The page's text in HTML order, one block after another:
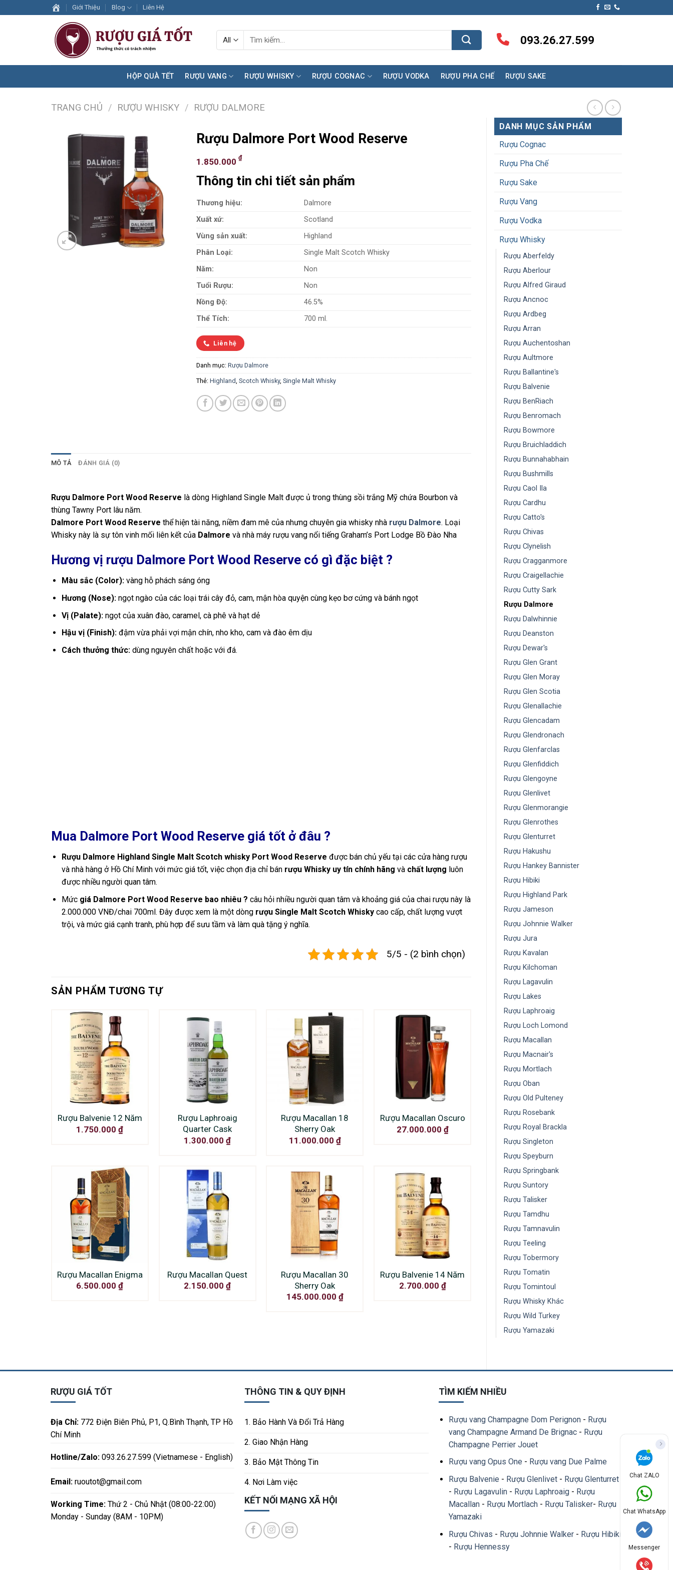
to
Giới Thiệu Blog Liên Hệ
Tìm
093.26.27.599
HỘP QUÀ TẾT RƯỢU VANG RƯỢU WHISKY RƯỢU COGNAC RƯỢU VODKA RƯỢU PHA CHẾ RƯỢU SAKE
TRANG CHỦ / RƯỢU WHISKY / RƯỢU DALMORE
DANH MỤC SẢN PHẨM
Rượu Cognac
Rượu Pha Chế
Rượu Sake
Rượu Vang
Rượu Vodka
Rượu Whisky
Rượu Aberfeldy
Rượu Aberlour
Rượu Alfred Giraud
Rượu Ancnoc
Rượu Ardbeg
Rượu Arran
Rượu Auchentoshan
Rượu Aultmore
Rượu Ballantine's
Rượu Balvenie
Rượu BenRiach
Rượu Benromach
Rượu Bowmore
Rượu Bruichladdich
Rượu Bunnahabhain
Rượu Bushmills
Rượu Caol Ila
Rượu Cardhu
Rượu Catto's
Rượu Chivas
Rượu Clynelish
Rượu Cragganmore
Rượu Craigellachie
Rượu Cutty Sark
Rượu Dalmore
Rượu Dalwhinnie
Rượu Deanston
Rượu Dewar's
Rượu Glen Grant
Rượu Glen Moray
Rượu Glen Scotia
Rượu Glenallachie
Rượu Glencadam
Rượu Glendronach
Rượu Glenfarclas
Rượu Glenfiddich
Rượu Glengoyne
Rượu Glenlivet
Rượu Glenmorangie
Rượu Glenrothes
Rượu Glenturret
Rượu Hakushu
Rượu Hankey Bannister
Rượu Hibiki
Rượu Highland Park
Rượu Jameson
Rượu Johnnie Walker
Rượu Jura
Rượu Kavalan
Rượu Kilchoman
Rượu Lagavulin
Rượu Lakes
Rượu Laphroaig
Rượu Loch Lomond
Rượu Macallan
Rượu Macnair's
Rượu Mortlach
Rượu Oban
Rượu Old Pulteney
Rượu Rosebank
Rượu Royal Brackla
Rượu Singleton
Rượu Speyburn
Rượu Springbank
Rượu Suntory
Rượu Talisker
Rượu Tamdhu
Rượu Tamnavulin
Rượu Teeling
Rượu Tobermory
Rượu Tomatin
Rượu Tomintoul
Rượu Whisky Khác
Rượu Wild Turkey
Rượu Yamazaki
Rượu Dalmore Port Wood Reserve
1.850.000 ₫
Thông tin chi tiết sản phẩm
Thương hiệu:
Dalmore
Xuất xứ:
Scotland
Vùng sản xuất:
Highland
Phân Loại:
Single Malt Scotch Whisky
Năm:
Non
Tuổi Rượu:
Non
Nồng Độ:
46.5%
Thể Tích:
700 ml.
Liên hệ
Danh mục: Rượu Dalmore
Thẻ: Highland Scotch Whisky, Single Malt Whisky
MÔ TẢ ĐÁNH GIÁ (0)
Rượu Dalmore Port Wood Reserve là dòng Highland Single Malt được ủ trong thùng sồi trắng Mỹ chứa Bourbon và
thùng Tawny Port lâu năm.
Dalmore Port Wood Reserve thể hiện tài năng, niềm đam mê của nhưng chuyên gia whisky nhà rượu Dalmore. Loại
Whisky này là sự tôn vinh mối liên kết của Dalmore và nhà máy rượu vang nổi tiếng Graham’s Port Lodge Bồ Đào Nha
Hương vị rượu Dalmore Port Wood Reserve có gì đặc biệt ?
Màu sắc (Color):vàng hỗ phách sáng óng
Hương (Nose): ngọt ngào của các loại trái cây đỏ, cam, mận hòa quyện cùng kẹo bơ cứng và bánh ngọt
Vị (Palate):ngọt của xuân đào, caramel, cà phê và hạt dẻ
Hậu vị (Finish):đậm vừa phải vợi mận chín, nho kho, cam và đào êm dịu
Cách thưởng thức:dùng nguyên chất hoặc với đá.
Mua Dalmore Port Wood Reserve giá tốt ở đâu ?
Rượu Dalmore Highland Single Malt Scotch whisky Port Wood Reserve được bán chủ yếu tại các cửa hàng rượu
và nhà hàng ở Hồ Chí Minh với mức giá tốt, việc chọn địa chỉ bán rượu Whisky uy tín chính hãng và chất lượng luôn
được nhiều người quan tâm.
Mức giá Dalmore Port Wood Reserve bao nhiêu ? câu hỏi nhiều người quan tâm và khoảng giá của chai rượu này là
2.000.000 VNĐ/chai 700ml. Đây được xem là một dòng rượu Single Malt Scotch Whiskycao cấp, chất lượng vượt
trội, và mức giá cạnh tranh, phù hợp để sưu tầm và làm quà tặng ý nghĩa.
5/5 - (2 bình chọn)
SẢN PHẨM TƯƠNG TỰ
Rượu Balvenie 12 Năm
1.750.000₫
Rượu Laphroaig
Quarter Cask
1.300.000₫
Rượu Macallan 18
Sherry Oak
11.000.000 ₫
Rượu Macallan Oscuro
27.000.000 ₫
Rượu Macallan Enigma
6.500.000₫
Rượu Macallan Quest
2.150.000₫
Rượu Macallan 30
Sherry Oak
145.000.000 ₫
Rượu Balvenie 14 Năm
2.700.000 ₫
RƯỢU GIÁ TỐT
Địa Chỉ:772 Điện Biên Phủ, P1, Q.Bình Thạnh, TP Hồ
Chí Minh
Hotline/Zalo:093.26.27.599 (Vietnamese - English)
Email: ruoutot@gmail.com
Working Time:Thứ 2 - Chủ Nhật (08:00-22:00)
Monday - Sunday (8AM - 10PM)
THÔNG TIN & QUY ĐỊNH
1. Bảo Hành Và Đổi Trả Hàng
2. Giao Nhận Hàng
3. Bảo Mật Thông Tin
4. Nơi Làm việc
KẾT NỐI MẠNG XÃ HỘI
TÌM KIẾM NHIỀU
Rượu vang Champagne Dom Perignon - Rượu
vang Champagne Armand De Brignac - Rượu
Champagne Perrier Jouet
Rượu vang Opus One - Rượu vang Due Palme
Rượu Balvenie - Rượu Glenlivet - Rượu Glenturret
- Rượu Lagavulin - Rượu Laphroaig - Rượu
Macallan - Rượu Mortlach - Rượu Talisker- Rượu
Yamazaki
Rượu Chivas - Rượu Johnnie Walker - Rượu Hibiki
- Rượu Hennessy
Chat ZALO
Chat WhatsApp
Messenger